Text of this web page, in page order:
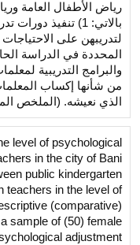
رياض الأطفال العامة
بالاتي: 1) تنفيذ
لتدريبهن على الاحتياجات
والبرامج التدريبية
من شأنها إكساب
الذي نعيشه. (الملخص
level of psychological
in the city of Bani
public kindergarten
teachers in the level of
(comparative)
sample of (50) female
adjustment